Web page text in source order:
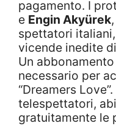
pagamento. I
e Engin Akyürek
spettatori
vicende inedite
Un
necessario per
“Dreamers
telespettatori,
gratuitamente le